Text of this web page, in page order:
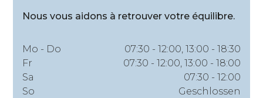
Nous vous aidons à retrouver votre équilibre.
Mo - Do
07:30 - 12:00, 13:00 - 18:30
Fr
07:30 - 12:00, 13:00 - 18:00
Sa
07:30 - 12:00
So
Geschlossen